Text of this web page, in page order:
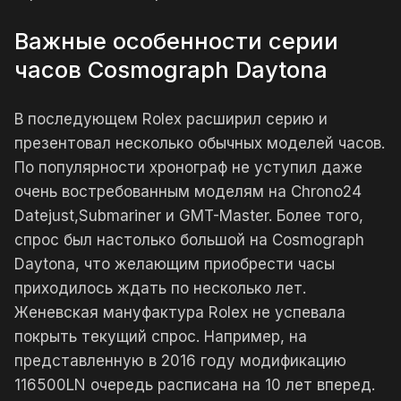
Важные особенности серии
часов Cosmograph Daytona
В последующем Rolex расширил серию и
презентовал несколько обычных моделей часов.
По популярности хронограф не уступил даже
очень востребованным моделям на Chrono24
Datejust,Submariner и GMT-Master. Более того,
спрос был настолько большой на Cosmograph
Daytona, что желающим приобрести часы
приходилось ждать по несколько лет.
Женевская мануфактура Rolex не успевала
покрыть текущий спрос. Например, на
представленную в 2016 году модификацию
116500LN очередь расписана на 10 лет вперед.